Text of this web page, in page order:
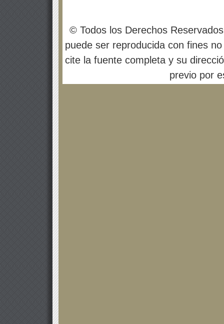
© Todos los Derechos
puede ser reproducida con fines
cite la fuente completa y su
previo por